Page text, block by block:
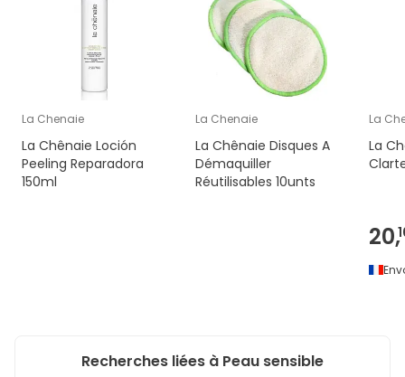
La Chenaie
La Chênaie Loción
Peeling Reparadora
150ml
La Chenaie
La Chênaie Disques A
Démaquiller
Réutilisables 10unts
La
La
20,
Recherches liées à Peau sensible